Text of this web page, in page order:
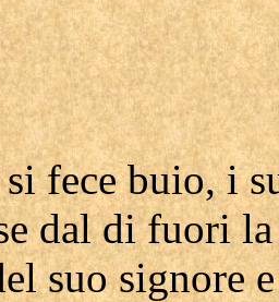
fece buio, i
dal di fuori
suo signore